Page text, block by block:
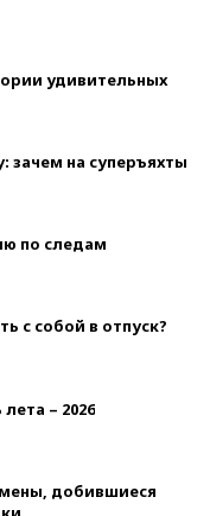
удивительных
зачем на суперъяхты
по следам
с собой в отпуск?
– 2026
добившиеся